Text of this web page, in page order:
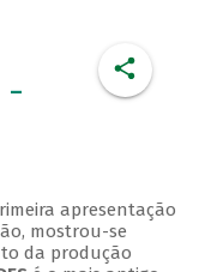
-
apresentação
mostrou-se
da produção